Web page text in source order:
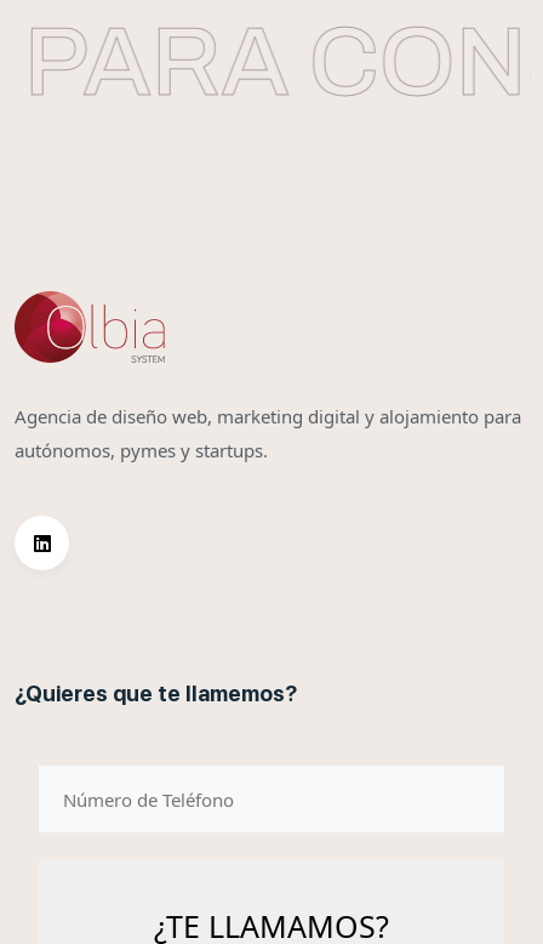
Agencia de diseño web, marketing digital y alojamiento para
autónomos, pymes y startups.
¿Quieres que te llamemos?